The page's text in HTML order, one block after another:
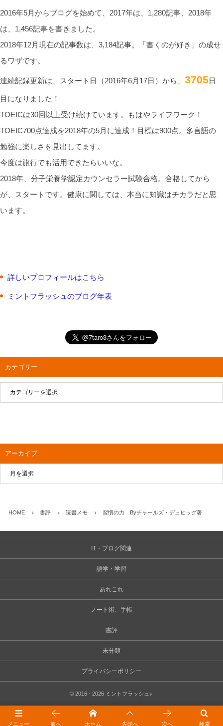
2016年5月からブログを始めて、2017年は、1,280記事、2018年
は、1,456記事を書きました。
2018年12月現在の記事数は、3,184記事。「書くのが好き」の成せ
るワザです。
連続記録更新は、スタート日（2016年6月17日）から、 3705日
目になりました！
TOEICは30回以上受け続けています。もはやライフワーク！
TOEIC700点達成を2018年の5月に達成！目標は900点。多言語の
勉強に楽しさを見出してます。
今度は旅行でも活用できたらいいな。
2018年、分子栄養学認定カウンセラー試験合格。合格してから
が、スタートです。健康に関しては、本当に知識はチカラだと思
います。
詳しいプロフィールはこちら
ミントフラッシュのブログ年表
カテゴリー
アーカイブ
HOME 書評 読書メモ 習慣の力 Byチャールズ・デュヒッグ著
IT・ブログ関連
語学・学習
あれこれ
ノート術、手帳
書評
未分類
プライバシーポリシー
© 2016 - 2026 ミントフラッシュ♪
メニュー 検索
前へ ホーム 先頭へ 次へ